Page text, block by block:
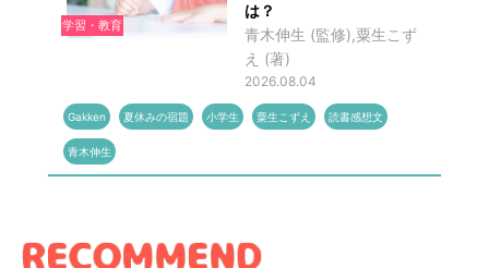
学習・教育
は？
青木伸生 (監修),粟生こず
え (著)
2026.08.04
Gakken 夏休みの宿題 小学生 粟生こずえ 読書感想文
青木伸生